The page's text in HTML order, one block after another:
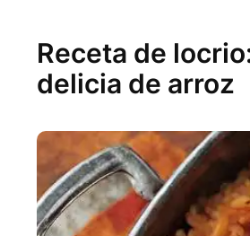
Receta de
delicia de arroz